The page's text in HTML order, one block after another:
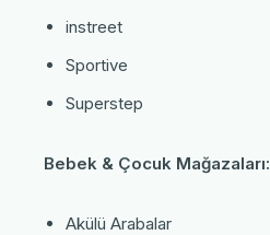
instreet
Sportive
Superstep
Bebek & Çocuk Mağazaları:
Akülü Arabalar